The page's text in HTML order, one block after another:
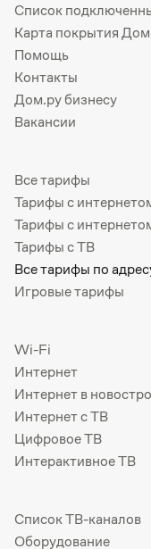
Список
Карта покрытия
Помощь
Контакты
Дом.ру бизнесу
Вакансии
Все тарифы
Тарифы с
Тарифы с
Тарифы с ТВ
Все тарифы по
Игровые тарифы
Wi-Fi
Интернет
Интернет в
Интернет с ТВ
Цифровое ТВ
Интерактивное ТВ
Список ТВ-каналов
Оборудование